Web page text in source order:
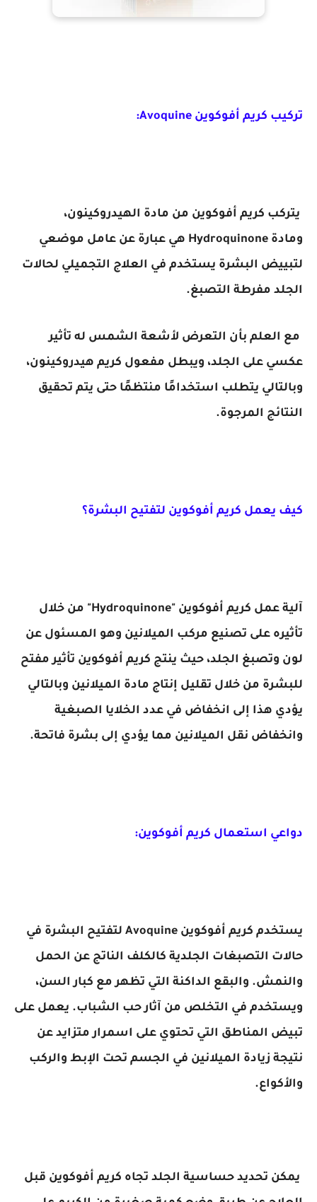
تركيب كريم أفوكوين Avoquine:
يتركب كريم أفوكوين من مادة الهيدروكينون،
ومادة
Hydroquinone هي عبارة عن عامل موضعي
لتبييض البشرة يستخدم في العلاج التجميلي لحالات
الجلد مفرطة التصبغ.
مع العلم بأن التعرض لأشعة الشمس له تأثير
عكسي على الجلد، ويبطل مفعول كريم هيدروكينون،
وبالتالي يتطلب استخدامًا منتظمًا حتى يتم تحقيق
النتائج المرجوة.
كيف يعمل كريم أفوكوين لتفتيح البشرة؟
آلية عمل كريم أفوكوين "Hydroquinone" من خلال
تأثيره على تصنيع مركب الميلانين وهو المسئول عن
لون وتصبغ الجلد، حيث ينتج كريم أفوكوين تأثير مفتح
للبشرة من خلال تقليل إنتاج مادة الميلانين وبالتالي
يؤدي هذا إلى انخفاض في عدد الخلايا الصبغية
وانخفاض نقل الميلانين مما يؤدي إلى بشرة فاتحة.
دواعي استعمال كريم أفوكوين:
يستخدم كريم أفوكوين Avoquine لتفتيح البشرة في
حالات التصبغات الجلدية كالكلف الناتج عن الحمل
والنمش. والبقع الداكنة التي تظهر مع كبار السن،
ويستخدم في التخلص من آثار حب الشباب. يعمل على
تبيض المناطق التي تحتوي على اسمرار متزايد عن
نتيجة زيادة الميلانين في الجسم تحت الإبط والركب
والأكواع.
يمكن تحديد حساسية الجلد تجاه كريم أفوكوين قبل